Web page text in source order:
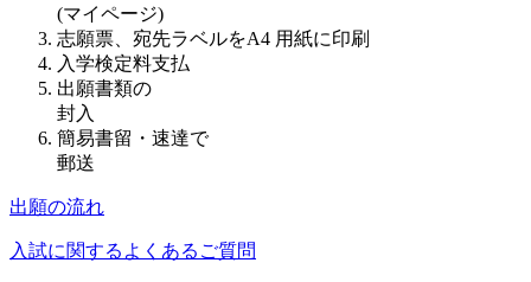
(マイページ)
志願票、宛先ラベルをA4 用紙に印刷
入学検定料支払
出願書類の
封入
簡易書留・速達で
郵送
出願の流れ
入試に関するよくあるご質問